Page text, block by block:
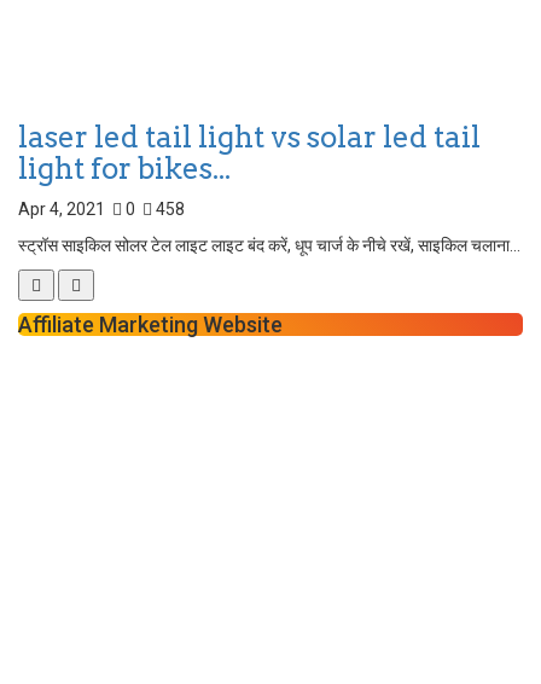
laser led tail light vs solar led tail
light for bikes...
Apr 4, 2021 0
458
स्ट्रॉस साइकिल सोलर टेल लाइट लाइट बंद करें, धूप चार्ज के नीचे रखें, साइकिल चलाना...
Affiliate Marketing Website